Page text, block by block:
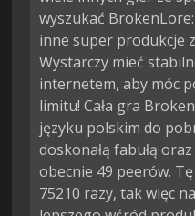
wyszukać
inne super produkcje
Wystarczy mieć
internetem, aby móc
limitu! Cała gra
języku polskim do
doskonałą fabułą
obecnie 49 peerów.
75210 razy, tak więc